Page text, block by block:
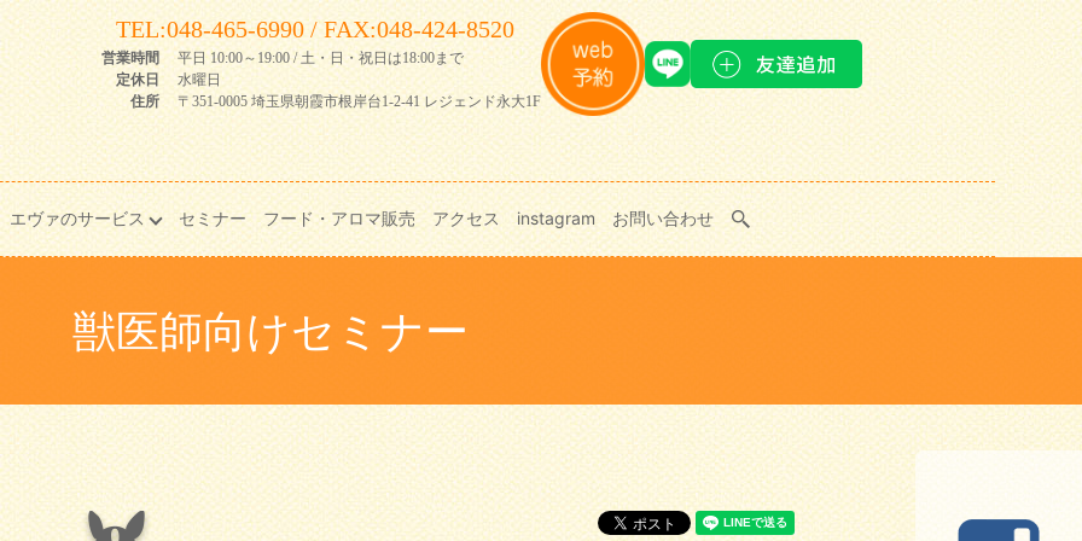
TEL:048-465-6990 / FAX:048-424-8520
営業時間
平日 10:00～19:00 / 土・日・祝日は18:00まで
定休日
水曜日
住所
〒351-0005 埼玉県朝霞市根岸台1-2-41 レジェンド永大1F
エヴァのサービス セミナー フード・アロマ販売 アクセス instagram お問い合わせ search
獣医師向けセミナー